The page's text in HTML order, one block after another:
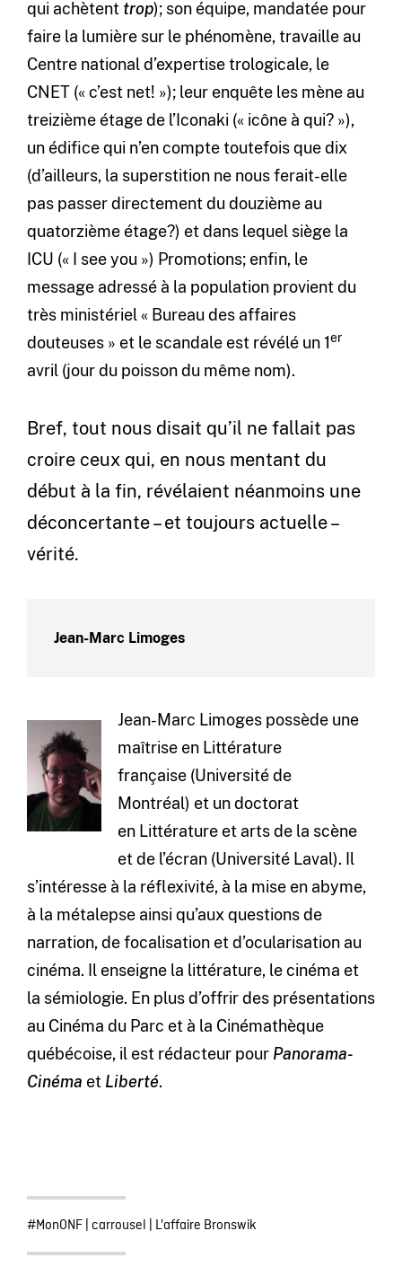
qui achètent trop); son équipe, mandatée pour
faire la lumière sur le phénomène, travaille au
Centre national d’expertise trologicale, le
CNET (« c’est net! »); leur enquête les mène au
treizième étage de l’Iconaki (« icône à qui? »),
un édifice qui n’en compte toutefois que dix
(d’ailleurs, la superstition ne nous ferait-elle
pas passer directement du douzième au
quatorzième étage?) et dans lequel siège la
ICU (« I see you ») Promotions; enfin, le
message adressé à la population provient du
très ministériel « Bureau des affaires
douteuses » et le scandale est révélé un 1er
avril (jour du poisson du même nom).
Bref, tout nous disait qu’il ne fallait pas
croire ceux qui, en nous mentant du
début à la fin, révélaient néanmoins une
déconcertante – et toujours actuelle –
vérité.
Jean-Marc Limoges
Jean-Marc Limoges possède une
maîtrise en Littérature
française (Université de
Montréal) et un doctorat
en Littérature et arts de la scène
et de l’écran (Université Laval). Il
s’intéresse à la réflexivité, à la mise en abyme,
à la métalepse ainsi qu’aux questions de
narration, de focalisation et d’ocularisation au
cinéma. Il enseigne la littérature, le cinéma et
la sémiologie. En plus d’offrir des présentations
au Cinéma du Parc et à la Cinémathèque
québécoise, il est rédacteur pour Panorama-
Cinéma et Liberté.
#MonONF| carrousel L'affaire Bronswik